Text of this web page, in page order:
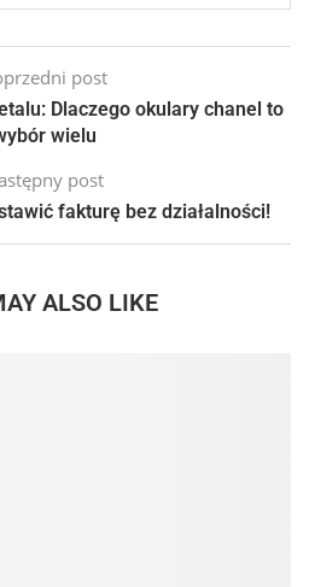
post
Dlaczego okulary chanel to
wielu
post
fakturę bez działalności!
ALSO LIKE